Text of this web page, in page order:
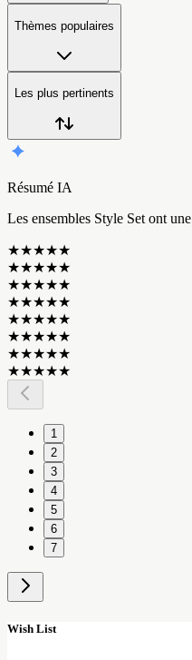
Thèmes populaires
Les plus pertinents
Résumé IA
Les ensembles Style Set ont une
★★★★★
★★★★★
★★★★★
★★★★★
★★★★★
★★★★★
★★★★★
★★★★★
1
2
3
4
5
6
7
Wish List